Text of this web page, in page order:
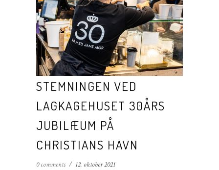
STEMNINGEN VED
LAGKAGEHUSET 30ÅRS
JUBILÆUM PÅ
CHRISTIANS HAVN
0 comments / 12. oktober 2021